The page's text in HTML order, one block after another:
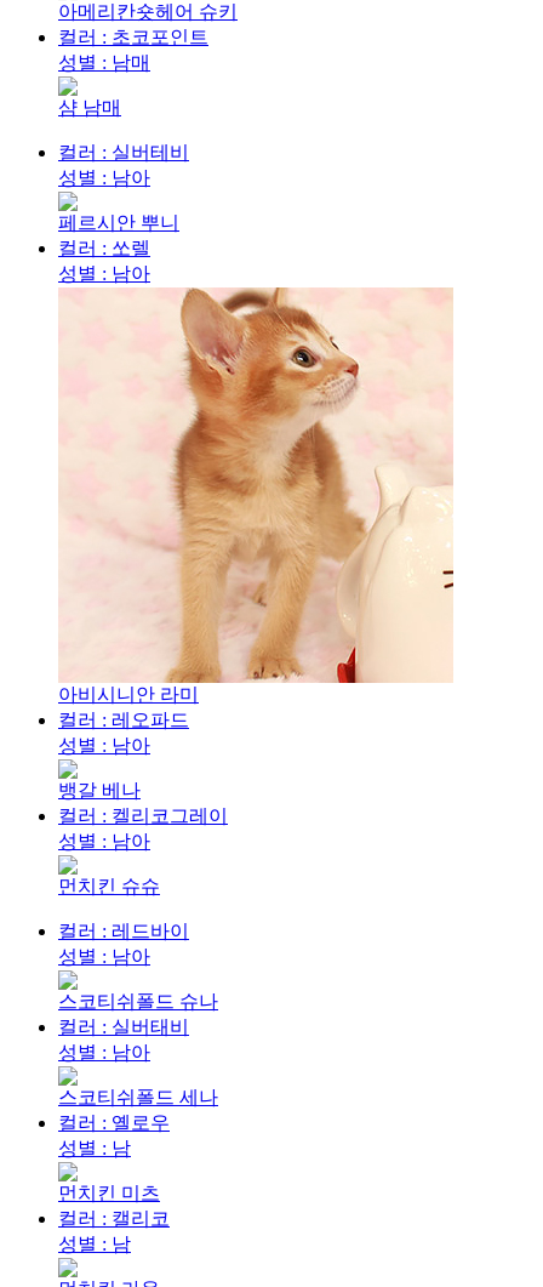
아메리칸숏헤어 슈키
컬러 : 초코포인트
성별 : 남매
샴 남매
컬러 : 실버테비
성별 : 남아
페르시안 뿌니
컬러 : 쏘렐
성별 : 남아
아비시니안 라미
컬러 : 레오파드
성별 : 남아
뱅갈 베나
컬러 : 켈리코그레이
성별 : 남아
먼치킨 슈슈
컬러 : 레드바이
성별 : 남아
스코티쉬폴드 슈나
컬러 : 실버태비
성별 : 남아
스코티쉬폴드 세나
컬러 : 옐로우
성별 : 남
먼치킨 미츠
컬러 : 캘리코
성별 : 남